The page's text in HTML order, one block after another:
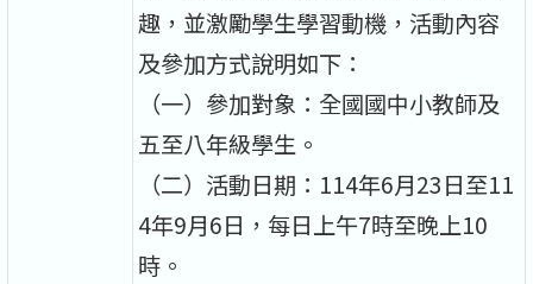
趣，並激勵學生學習動機，活動內容
及參加方式說明如下：
（一）參加對象：全國國中小教師及
五至八年級學生。
（二）活動日期：114年6月23日至11
4年9月6日，每日上午7時至晚上10
時。